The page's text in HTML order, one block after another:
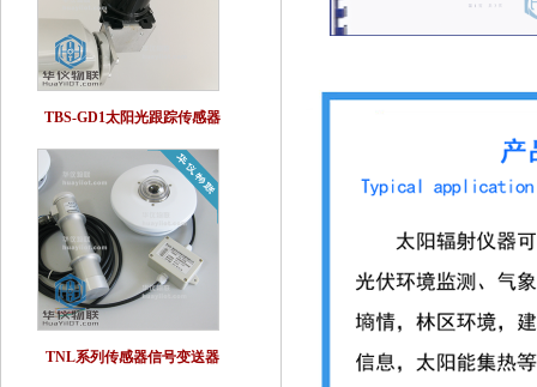
TBS-GD1太阳光跟踪传感器
TNL系列传感器信号变送器